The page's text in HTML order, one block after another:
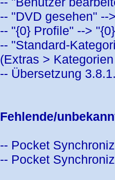
-- "DVD gesehen" --
-- "{0} Profile" -->
-- "Standard-
(Extras >
-- Übersetzung
Fehlende/
-- Pocket
-- Pocket